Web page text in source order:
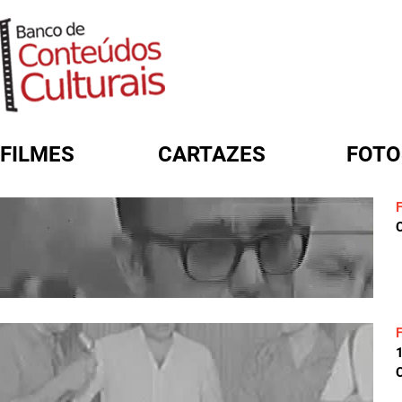
FILMES CARTAZES
FORMULÁRIO DE BUSCA